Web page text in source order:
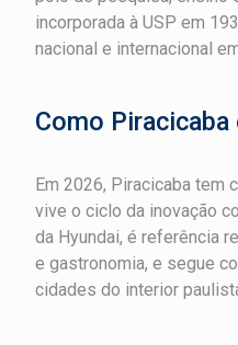
incorporada à USP em
nacional e internacional
Como
Em 2026, Piracicaba tem
vive o ciclo da inovação
da Hyundai, é referência
e gastronomia, e segue
cidades do interior